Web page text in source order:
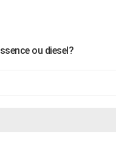
ou diesel?